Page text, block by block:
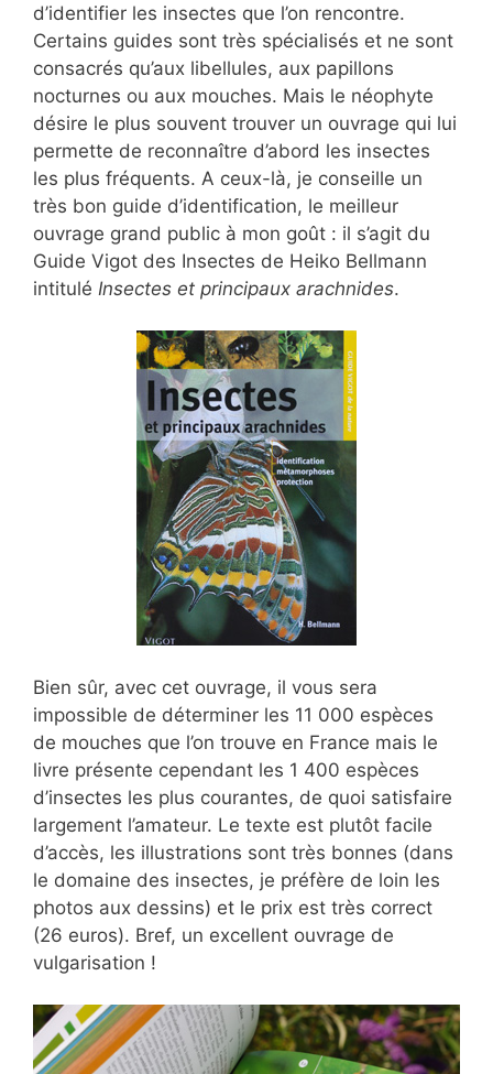
d’identifier les insectes que l’on rencontre.
Certains guides sont très spécialisés et ne sont
consacrés qu’aux libellules, aux papillons
nocturnes ou aux mouches. Mais le néophyte
désire le plus souvent trouver un ouvrage qui lui
permette de reconnaître d’abord les insectes
les plus fréquents. A ceux-là, je conseille un
très bon guide d’identification, le meilleur
ouvrage grand public à mon goût : il s’agit du
Guide Vigot des Insectes de Heiko Bellmann
intitulé Insectes et principaux arachnides.
Bien sûr, avec cet ouvrage, il vous sera
impossible de déterminer les 11 000 espèces
de mouches que l’on trouve en France mais le
livre présente cependant les 1 400 espèces
d’insectes les plus courantes, de quoi satisfaire
largement l’amateur. Le texte est plutôt facile
d’accès, les illustrations sont très bonnes (dans
le domaine des insectes, je préfère de loin les
photos aux dessins) et le prix est très correct
(26 euros). Bref, un excellent ouvrage de
vulgarisation !